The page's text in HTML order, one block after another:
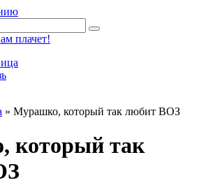
» Мурашко, который так любит ВОЗ
который так